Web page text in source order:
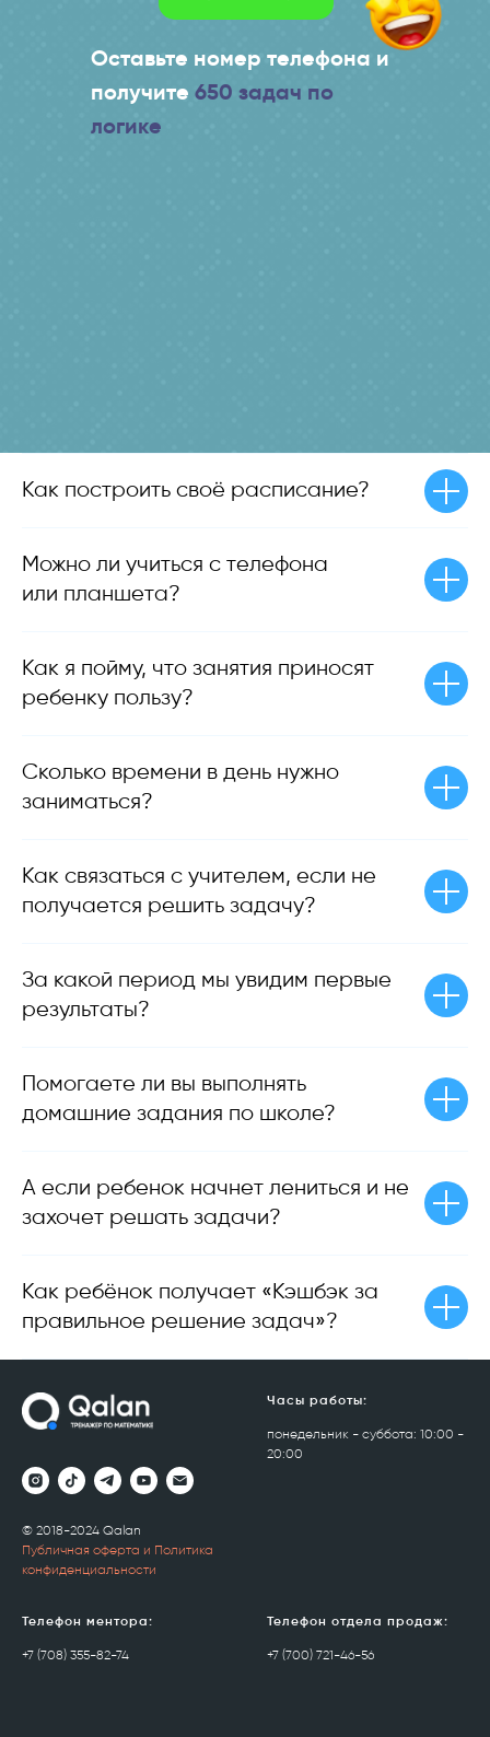
Оставьте номер телефона и
получите 650 задач по
логике
Как построить своё расписание?
Можно ли учиться с телефона
или планшета?
Как я пойму, что занятия приносят
ребенку пользу?
Сколько времени в день нужно
заниматься?
Как связаться с учителем, если не
получается решить задачу?
За какой период мы увидим первые
результаты?
Помогаете ли вы выполнять
домашние задания по школе?
А если ребенок начнет лениться и не
захочет решать задачи?
Как ребёнок получает «Кэшбэк за
правильное решение задач»?
© 2018-2024 Qalan
Публичная оферта и Политика
конфиденциальности
Часы работы:
понедельник - суббота: 10:00 -
20:00
Телефон ментора:
+7 (708) 355-82-74
Телефон отдела продаж:
+7 (700) 721-46-56